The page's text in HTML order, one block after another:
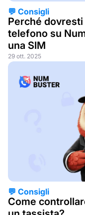
💬 Consigli
Perché
telefono su
una SIM
29 ott. 2025
💬 Consigli
Come